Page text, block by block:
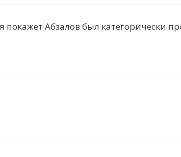
покажет Абзалов был категорически